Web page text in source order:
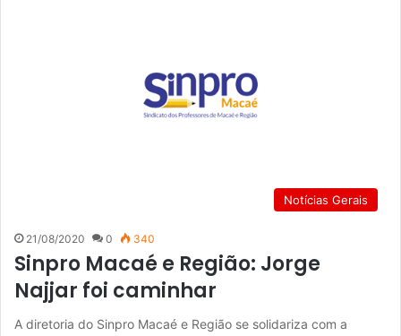
Notícias Gerais
21/08/2020 0 340
Sinpro Macaé e Região: Jorge
Najjar foi caminhar
A diretoria do Sinpro Macaé e Região se solidariza com a